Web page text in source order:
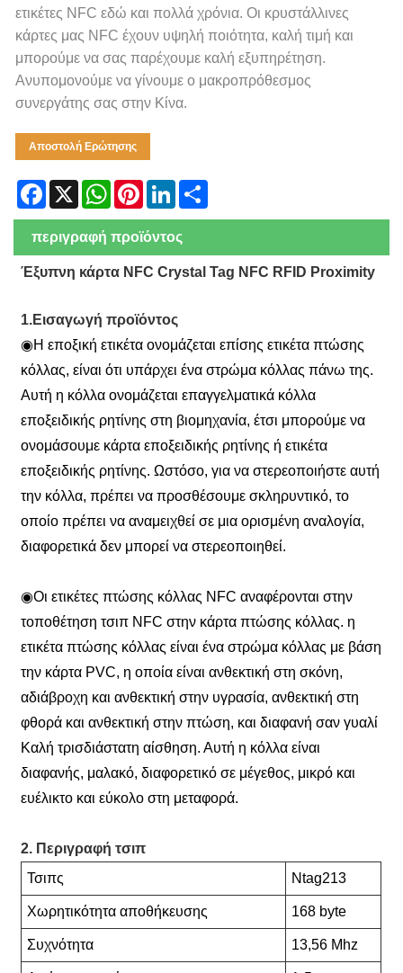
ετικέτες NFC εδώ και πολλά χρόνια. Οι κρυστάλλινες
κάρτες μας NFC έχουν υψηλή ποιότητα, καλή τιμή και
μπορούμε να σας παρέχουμε καλή εξυπηρέτηση.
Ανυπομονούμε να γίνουμε ο μακροπρόθεσμος
συνεργάτης σας στην Κίνα.
Αποστολή Ερώτησης
Facebook
X WhatsApp
PinterestLinkedIn
περιγραφή προϊόντος
Έξυπνη κάρτα NFC Crystal Tag NFC RFID Proximity
1.Εισαγωγή προϊόντος
◉Η εποξική ετικέτα ονομάζεται επίσης ετικέτα πτώσης
κόλλας, είναι ότι υπάρχει ένα στρώμα κόλλας πάνω της.
Αυτή η κόλλα ονομάζεται επαγγελματικά κόλλα
εποξειδικής ρητίνης στη βιομηχανία, έτσι μπορούμε να
ονομάσουμε κάρτα εποξειδικής ρητίνης ή ετικέτα
εποξειδικής ρητίνης. Ωστόσο, για να στερεοποιήστε αυτή
την κόλλα, πρέπει να προσθέσουμε σκληρυντικό, το
οποίο πρέπει να αναμειχθεί σε μια ορισμένη αναλογία,
διαφορετικά δεν μπορεί να στερεοποιηθεί.
◉Οι ετικέτες πτώσης κόλλας NFC αναφέρονται στην
τοποθέτηση τσιπ NFC στην κάρτα πτώσης κόλλας. η
ετικέτα πτώσης κόλλας είναι ένα στρώμα κόλλας με βάση
την κάρτα PVC, η οποία είναι ανθεκτική στη σκόνη,
αδιάβροχη και ανθεκτική στην υγρασία, ανθεκτική στη
φθορά και ανθεκτική στην πτώση, και διαφανή σαν γυαλί
Καλή τρισδιάστατη αίσθηση. Αυτή η κόλλα είναι
διαφανής, μαλακό, διαφορετικό σε μέγεθος, μικρό και
ευέλικτο και εύκολο στη μεταφορά.
2. Περιγραφή τσιπ
Τσιπς
Ntag213
Χωρητικότητα αποθήκευσης 168 byte
Συχνότητα 13,56 Mhz